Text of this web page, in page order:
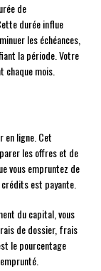
de
durée influe
les échéances,
la période. Votre
chaque mois.
en ligne. Cet
les offres et de
vous empruntez de
est payante.
du capital, vous
de dossier, frais
le pourcentage